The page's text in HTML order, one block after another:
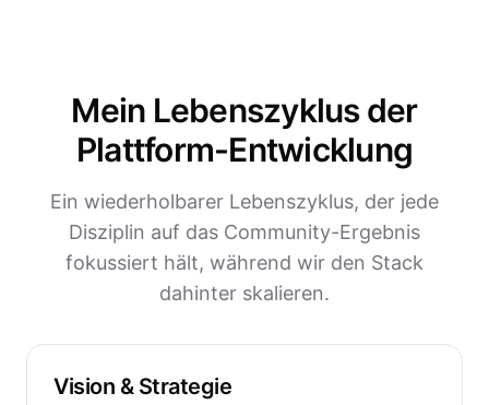
Mein Lebenszyklus der
Plattform-Entwicklung
Ein wiederholbarer Lebenszyklus, der jede
Disziplin auf das Community-Ergebnis
fokussiert hält, während wir den Stack
dahinter skalieren.
Vision & Strategie